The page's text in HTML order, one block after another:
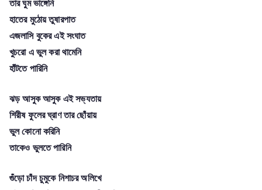
তার ঘুম ভাঙ্গেনি
হাতের মুঠোয় তুষারপাত
এজলাসি বুকের এই সংঘাত
খুচরো এ ভুল করা থামেনি
হাঁটতে পারিনি
ঝড় আসুক আসুক এই সভ্যতায়
শিরীষ ফুলের ঘ্রাণ তার ছোঁয়ায়
ভুল কোনো করিনি
তাকেও ভুলতে পারিনি
গুঁড়ো চাঁদ চুমুকে নিশাচর অলিখে